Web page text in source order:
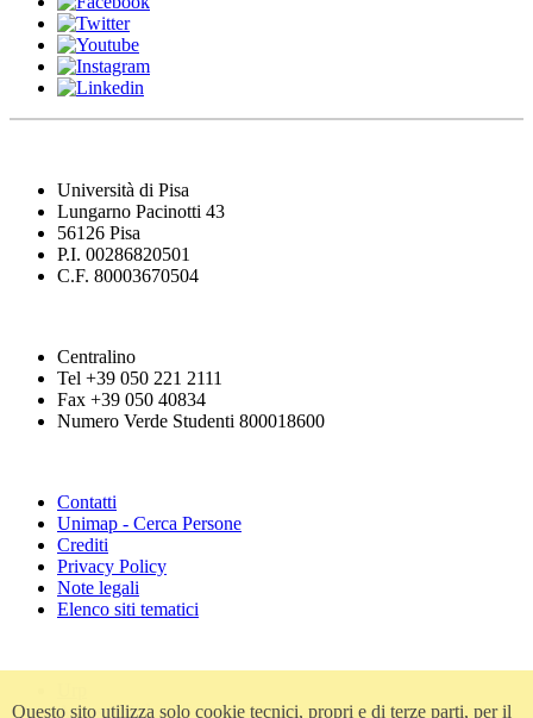
Università di Pisa
Lungarno Pacinotti 43
56126 Pisa
P.I. 00286820501
C.F. 80003670504
Centralino
Tel +39 050 221 2111
Fax +39 050 40834
Numero Verde Studenti 800018600
Contatti
Unimap - Cerca Persone
Crediti
Privacy Policy
Note legali
Elenco siti tematici
Accessibilità
Questo sito utilizza solo cookie tecnici, propri e di terze parti, per il